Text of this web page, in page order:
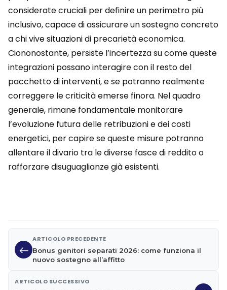
considerate cruciali per definire un perimetro più
inclusivo, capace di assicurare un sostegno concreto
a chi vive situazioni di precarietà economica.
Ciononostante, persiste l’incertezza su come queste
integrazioni possano interagire con il resto del
pacchetto di interventi, e se potranno realmente
correggere le criticità emerse finora. Nel quadro
generale, rimane fondamentale monitorare
l’evoluzione futura delle retribuzioni e dei costi
energetici, per capire se queste misure potranno
allentare il divario tra le diverse fasce di reddito o
rafforzare disuguaglianze già esistenti.
ARTICOLO PRECEDENTE
Bonus genitori separati 2026: come funziona il
nuovo sostegno all’affitto
ARTICOLO SUCCESSIVO